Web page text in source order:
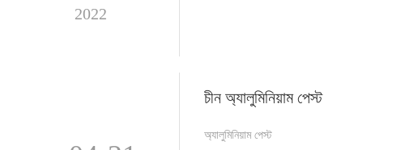
2022
চীন অ্যালুমিনিয়াম পেস্ট
অ্যালুমিনিয়াম পেস্ট